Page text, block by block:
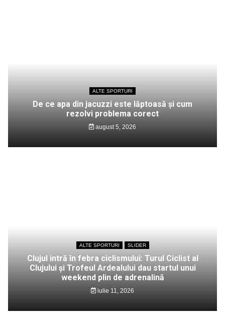
ALTE SPORTURI
De ce apa din jacuzzi este lăptoasă și cum
rezolvi problema corect
august 5, 2026
ALTE SPORTURI SLIDER
Clujul intră în febra ciclismului: Turul Ciclist al
Clujului și Trofeul Ardealului dau startul unui
weekend plin de adrenalină
iulie 11, 2026